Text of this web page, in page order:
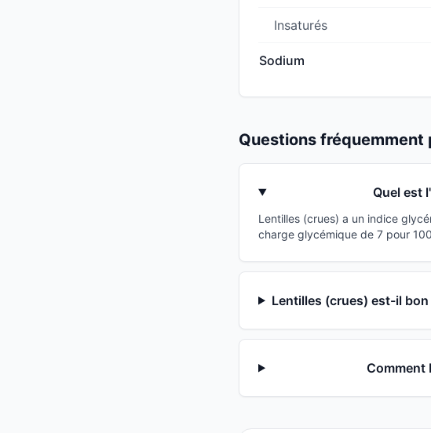
Insaturés
Sodium
Questions fréquemment
Quel est
Lentilles (crues) a un indice
charge glycémique de 7 pour
Lentilles (crues) est-il
Comment